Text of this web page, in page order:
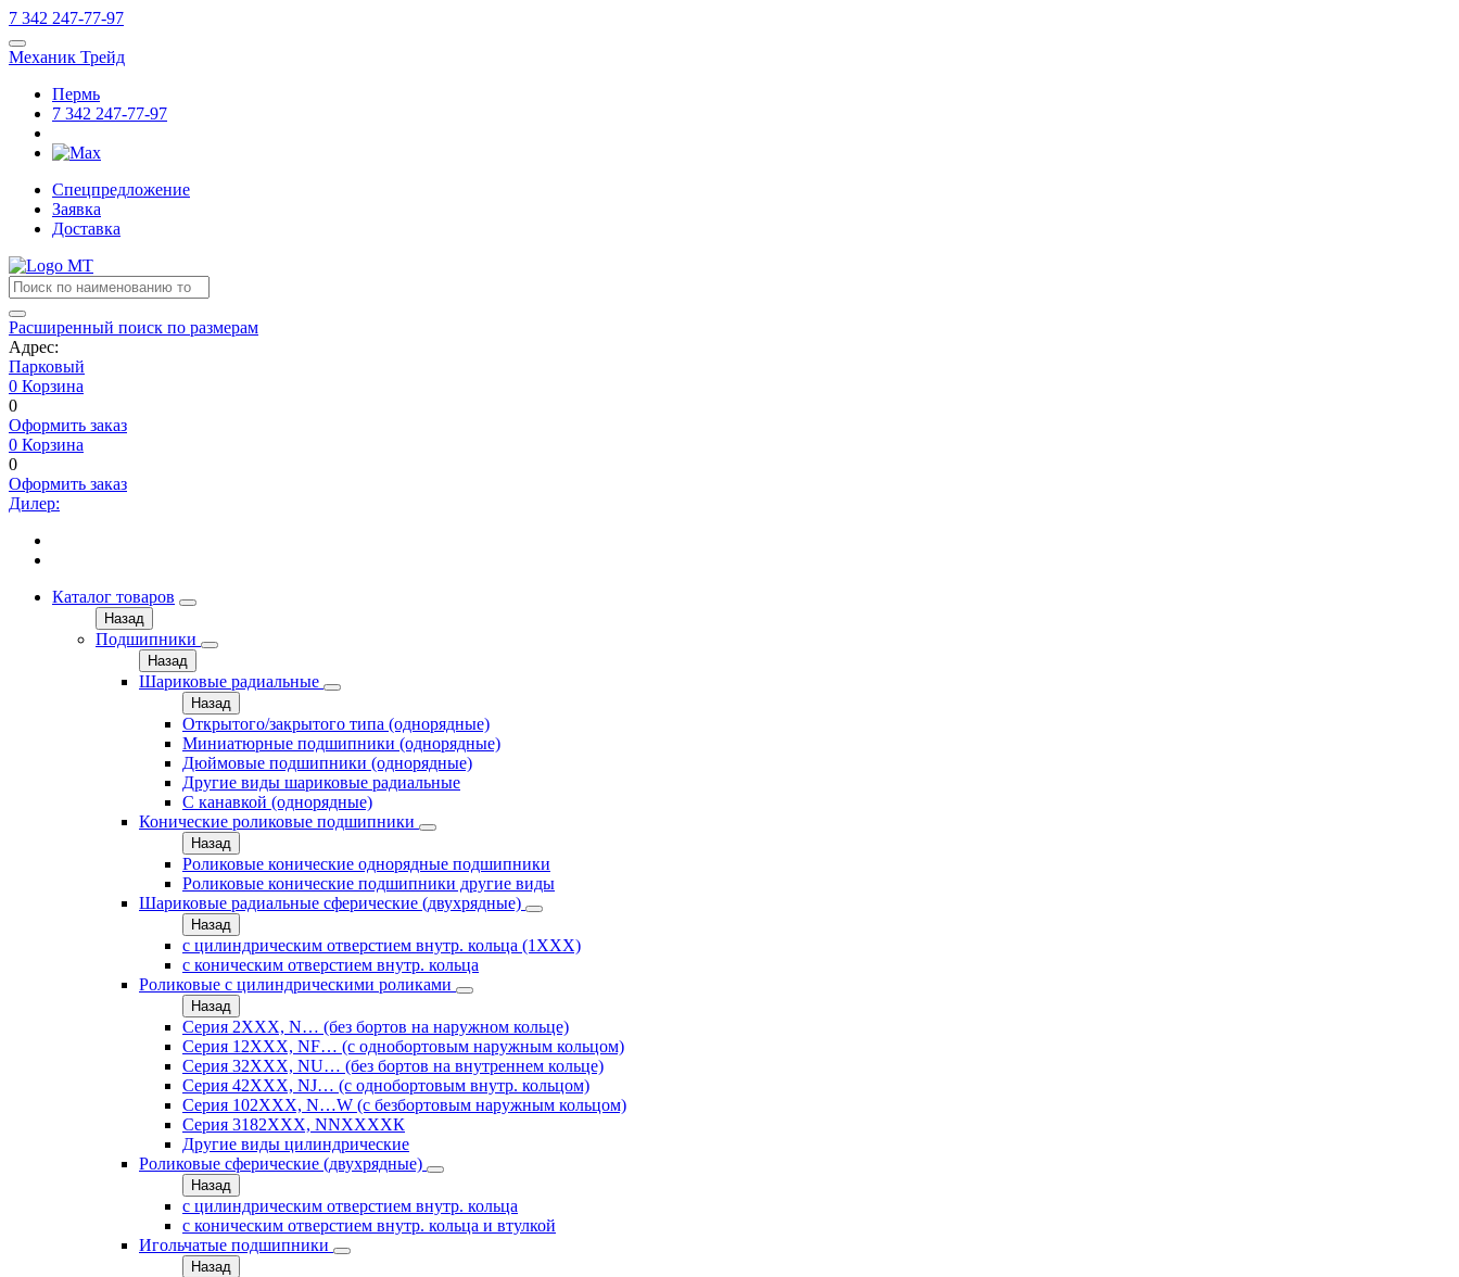
7 342 247-77-97
Механик Трейд
Пермь
7 342 247-77-97
Спецпредложение
Заявка
Доставка
Расширенный поиск по размерам
Адрес:
Парковый
0 Корзина
0
Оформить заказ
0 Корзина
0
Оформить заказ
Дилер:
Каталог товаров
Назад
Подшипники
Назад
Шариковые радиальные
Назад
Открытого/закрытого типа (однорядные)
Миниатюрные подшипники (однорядные)
Дюймовые подшипники (однорядные)
Другие виды шариковые радиальные
С канавкой (однорядные)
Конические роликовые подшипники
Назад
Роликовые конические однорядные подшипники
Роликовые конические подшипники другие виды
Шариковые радиальные сферические (двухрядные)
Назад
с цилиндрическим отверстием внутр. кольца (1ХХХ)
с коническим отверстием внутр. кольца
Роликовые с цилиндрическими роликами
Назад
Серия 2ХХХ, N… (без бортов на наружном кольце)
Серия 12ХХХ, NF… (с однобортовым наружным кольцом)
Серия 32ХХХ, NU… (без бортов на внутреннем кольце)
Серия 42ХХХ, NJ… (с однобортовым внутр. кольцом)
Серия 102ХХХ, N…W (с безбортовым наружным кольцом)
Серия 3182ХХХ, NNХХХХК
Другие виды цилиндрические
Роликовые сферические (двухрядные)
Назад
с цилиндрическим отверстием внутр. кольца
с коническим отверстием внутр. кольца и втулкой
Игольчатые подшипники
Назад